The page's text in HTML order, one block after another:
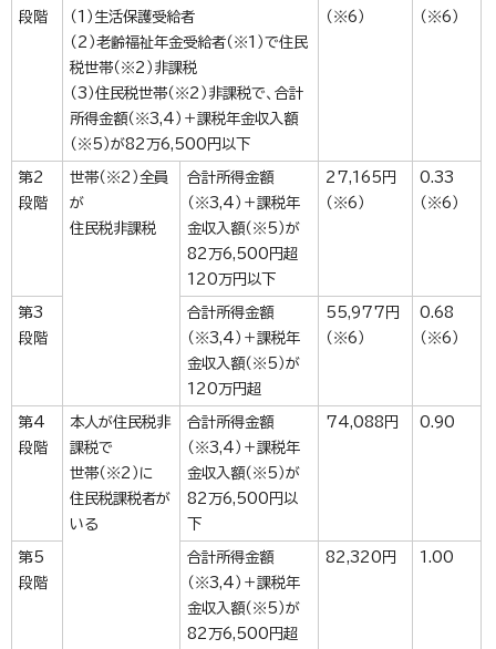
段階
（1）生活保護受給者
（2）老齢福祉年金受給者（※1）で住民
税世帯（※2）非課税
（3）住民税世帯（※2）非課税で、合計
所得金額（※3,4）＋課税年金収入額
（※5）が82万6,500円以下
（※6）
（※6）
第2
段階
世帯（※2）全員
が
住民税非課税
合計所得金額
（※3,4）＋課税年
金収入額（※5）が
82万6,500円超
120万円以下
27,165円
（※6）
0.33
（※6）
第3
段階
合計所得金額
（※3,4）＋課税年
金収入額（※5）が
120万円超
55,977円
（※6）
0.68
（※6）
第4
段階
本人が住民税非
課税で
世帯（※2）に
住民税課税者が
いる
合計所得金額
（※3,4）＋課税年
金収入額（※5）が
82万6,500円以
下
74,088円 0.90
第5
段階
合計所得金額
（※3,4）＋課税年
金収入額（※5）が
82万6,500円超
82,320円 1.00